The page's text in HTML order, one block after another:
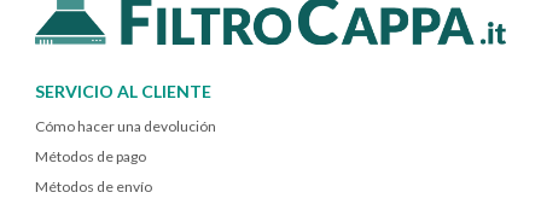
SERVICIO AL CLIENTE
Cómo hacer una devolución
Métodos de pago
Métodos de envío